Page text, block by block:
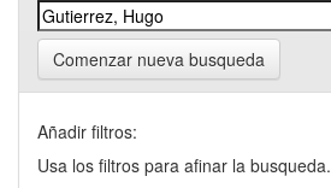
Comenzar nueva busqueda
Añadir filtros:
Usa los filtros para afinar la busqueda.